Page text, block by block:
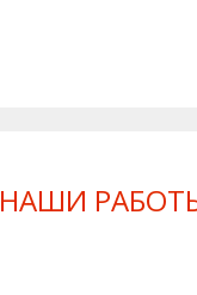
НАШИ